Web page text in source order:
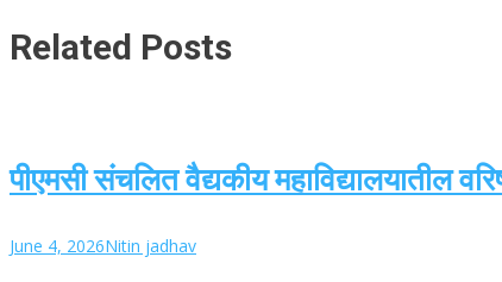
Related Posts
पीएमसी संचलित वैद्यकीय महाविद्यालयातील
June 4, 2026Nitin jadhav